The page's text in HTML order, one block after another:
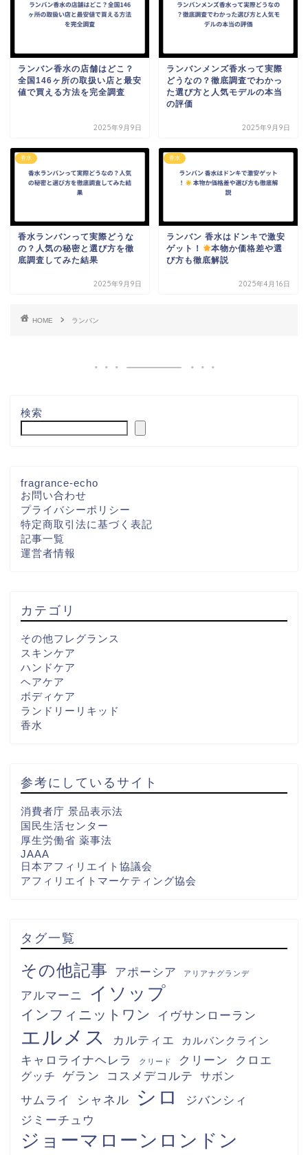
ランバン香水の店舗はどこ？
全国146ヶ所の取扱い店と最安
値で買える方法を完全調査
2025年9月9日
ランバンメンズ香水って実際
どうなの？徹底調査でわかっ
た選び方と人気モデルの本当
の評価
2025年9月9日
香水
香水ランバンって実際どうな
の？人気の秘密と選び方を徹
底調査してみた結果
2025年9月9日
香水
ランバン 香水はドンキで激安
ゲット！
本物か価格差や選
び方も徹底解説
2025年4月16日
HOME ランバン
検索
fragrance-echo
お問い合わせ
プライバシーポリシー
特定商取引法に基づく表記
記事一覧
運営者情報
カテゴリ
その他フレグランス
スキンケア
ハンドケア
ヘアケア
ボディケア
ランドリーリキッド
香水
参考にしているサイト
消費者庁 景品表示法
国民生活センター
厚生労働省 薬事法
JAAA
日本アフィリエイト協議会
アフィリエイトマーケティング協会
タグ一覧
その他記事 アポーシア アリアナグランデ
アルマーニ イソップ
インフィニットワン イヴサンローラン
エルメス カルティエ カルバンクライン
キャロライナヘレラ クリード クリーン クロエ
グッチ ゲラン コスメデコルテ サボン
サムライ シャネル シロ ジバンシィ
ジミーチュウ
ジョーマローンロンドン